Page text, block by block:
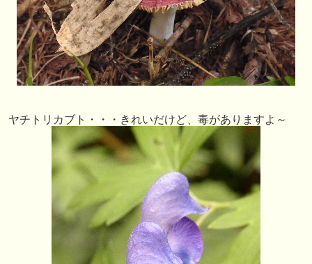
ヤチトリカブト・・・きれいだけど、毒がありますよ～